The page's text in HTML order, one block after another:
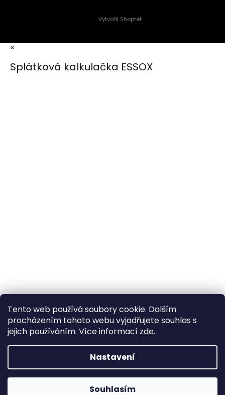
Tento web používá soubory cookie. Dalším
procházením tohoto webu vyjadřujete souhlas s
jejich používáním. Více informací zde.
Nastavení
Souhlasím
Vytvořil Shoptet
×
Splátková kalkulačka ESSOX